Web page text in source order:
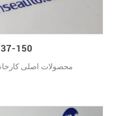
150
محصولات اصلی کارخانه